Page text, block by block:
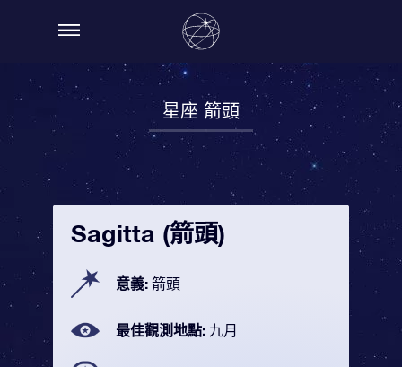
星座 箭頭
Sagitta (箭頭)
意義: 箭頭
最佳觀測地點: 九月